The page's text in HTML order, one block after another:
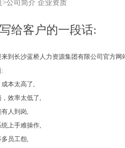
>公司简介 企业资质
给客户的一段话:
到长沙蓝桥人力资源集团有限公司官方网
:
本太高了,
效率太低了,
人到岗,
上手难操作,
员工怨,